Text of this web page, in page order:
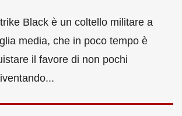
Black è un coltello militare a
media, che in poco tempo è
il favore di non pochi